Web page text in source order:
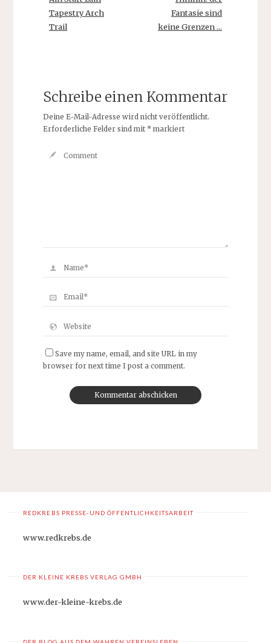
Tapestry Arch
Trail
Fantasie sind
keine Grenzen ...
Schreibe einen Kommentar
Deine E-Mail-Adresse wird nicht veröffentlicht.
Erforderliche Felder sind mit *markiert
Save my name, email, and site URL in my
browser for next time I post a comment.
REDKREBS PRESSE-UND ÖFFENTLICHKEITSARBEIT
www.redkrebs.de
DER KLEINE KREBS VERLAG GMBH
www.der-kleine-krebs.de